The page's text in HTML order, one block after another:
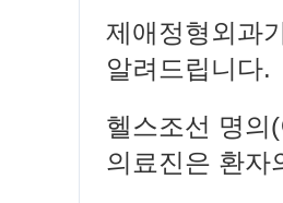
제애정형외과
알려드립니다.
헬스조선 명의
의료진은 환자